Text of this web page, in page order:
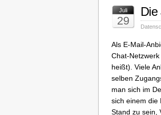
Juli
29
Als E-Mail-
Chat-
heißt). Viele
selben
man sich im
sich einem die
Stand zu sein,